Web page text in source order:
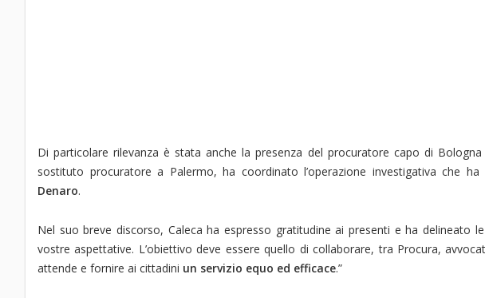
Di particolare rilevanza è stata anche la presenza del procuratore capo di Bologna
sostituto procuratore a Palermo, ha coordinato l’operazione investigativa che
Denaro.
Nel suo breve discorso, Caleca ha espresso gratitudine ai presenti e ha delineato
vostre aspettative. L’obiettivo deve essere quello di collaborare, tra Procura,
attende e fornire ai cittadini un servizio equo ed efficace.”